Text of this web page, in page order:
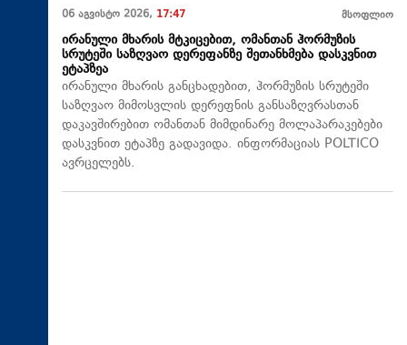
06 აგვისტო 2026, 17:47 მსოფლიო
ირანული მხარის მტკიცებით, ომანთან ჰორმუზის
სრუტეში საზღვაო დერეფანზე შეთანხმება დასკვნით
ეტაპზეა
ირანული მხარის განცხადებით, ჰორმუზის სრუტეში
საზღვაო მიმოსვლის დერეფნის განსაზღვრასთან
დაკავშირებით ომანთან მიმდინარე მოლაპარაკებები
დასკვნით ეტაპზე გადავიდა. ინფორმაციას POLTICO
ავრცელებს.